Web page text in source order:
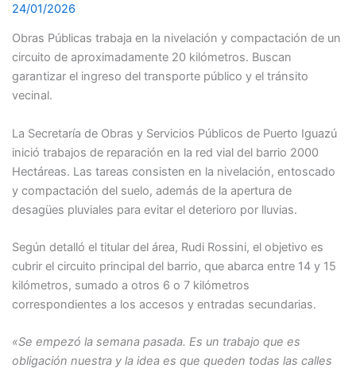
24/01/2026
Obras Públicas trabaja en la nivelación y compactación de un
circuito de aproximadamente 20 kilómetros. Buscan
garantizar el ingreso del transporte público y el tránsito
vecinal.
La Secretaría de Obras y Servicios Públicos de Puerto Iguazú
inició trabajos de reparación en la red vial del barrio 2000
Hectáreas. Las tareas consisten en la nivelación, entoscado
y compactación del suelo, además de la apertura de
desagües pluviales para evitar el deterioro por lluvias.
Según detalló el titular del área, Rudi Rossini, el objetivo es
cubrir el circuito principal del barrio, que abarca entre 14 y 15
kilómetros, sumado a otros 6 o 7 kilómetros
correspondientes a los accesos y entradas secundarias.
«Se empezó la semana pasada. Es un trabajo que es
obligación nuestra y la idea es que queden todas las calles